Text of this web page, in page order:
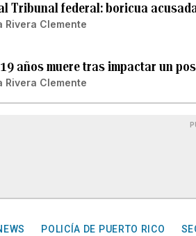
Tribunal federal: boricua
Rivera Clemente
años muere tras impactar un
Rivera Clemente
POLICÍA DE PUERTO RICO